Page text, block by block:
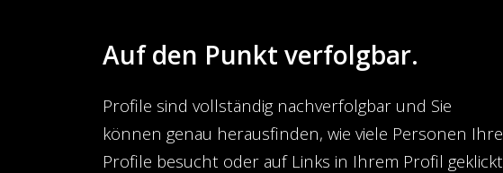
Auf den Punkt verfolgbar.
Profile sind vollständig nachverfolgbar und Sie
können genau herausfinden, wie viele Personen Ihre
Profile besucht oder auf Links in Ihrem Profil geklickt